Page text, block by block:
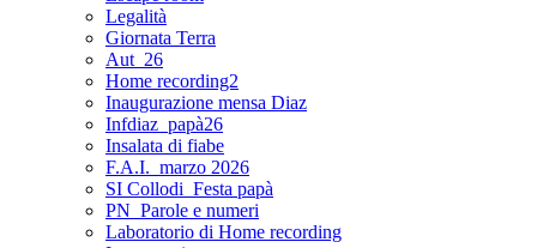
Legalità
Giornata Terra
Aut_26
Home recording2
Inaugurazione mensa Diaz
Infdiaz_papà26
Insalata di fiabe
F.A.I._marzo 2026
SI Collodi_Festa papà
PN_Parole e numeri
Laboratorio di Home recording